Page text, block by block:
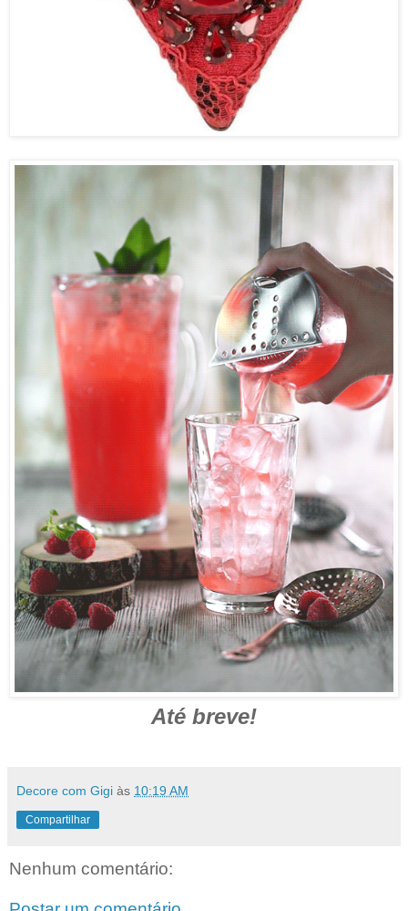
Até breve!
Decore com Gigi às 10:19 AM
Compartilhar
Nenhum comentário: